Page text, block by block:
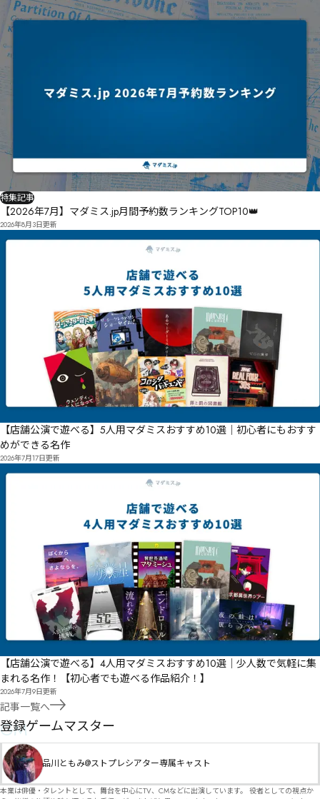
ㅩ纭ㅥㆠㄘ
栙繜倵貌ㆋ沩ㆩőő匨ㅲㆭㅩ㆔㇦㇌㈈㈝㇛㆓ㄮ朵湰厔㇃C鑓距娧ㆍ㆖砰掄ㆨ迦隳ㆉ茨卅ㆨ啍㆚㆒㇍ㆉㆦ
ㆪㆧㆱㆎ㆑ㆺ㇟慫㆓半ㆨㆸ劻傧㇀讒譗ㆱ㇤㇞ㅜ慮滸㇌呁ㆤ㇈戧妔㈸㉡㈟ㆳ㈸㈪㈺㈬㈼㈮㇑㇗㇟㇯㇕㇙
ㆸ㇂ㅷ㈙㉉㉥㉥窹雳媨倸㇗㈃㈔㇪㇭㈏ㆇ
㇔ㆊ㇝㇞ㇳ媸偈㇛㆜蜽㈤藐ㇼ㇬ㇼ嫈㇧ㇰㇹㆨ㈃㇟㈁ㇾ㈪ㆢ兿頝鍵㈓询梟㈺碧㈕ㆷㇿ㈛铎吓㈗林鉕㉅浮
㈎㈚㈹㉂㈙㈝㈚㇉㈥㈂㈅釃㈓㈰诿评㈑㈮㈭㉊㈏㉈㈚㇍棍慚㈽棐慝㈹臎惘㈪㉢㈽㈯㉗㈞㇜厨㈩棞嫹筈
㉈釥㈵㉭㉱㉌㈾㉦㈭㉨㉂㉋㇯
ㇸ卙充ㇼ
篍嶼㊉焇㊂㉏㉥㉀㉥㉀㊊㉌㈂璱傽㉯釄㊐祇㉗㉨㊋㉶㉻㊌㊡㉹㋠㋺㉩㉹拙婆㊨粘嘠㉰㊄㉟㊄餀㉵㉮㈡
㋱㌋㉸㊎㉩㉲礕汁㊔獋㉶㊏㊌㊜㊖鉄偞㊙賀㊵㊔㊂㈸㊕㊌㋌㉿㊇㊨厦圠嚊碾㊙㊩㋆㋎㊌㊒㊶鰏㊛慠㊙
呐壃㋊㌬㌓㌾㊬瓊癨磧㋏瞍捵㊼㋴㋏㊮㋑㉭凬㊶㋟㋑㋴㌅㋛恚咞㋃瞟㋠呿㋅㋞㋛㌇庍鋒号㌯㍡㍆㌳㋑
㋮㋭㌊㌑㋕㋮㋫㋴㋧㊑
特集記事
【2026年7月】マダミス.jp月間予約数ランキングTOP10👑
2026年8月3日更新
【店舗公演で遊べる】5人用マダミスおすすめ10選｜初心者にもおすす
めができる名作
2026年7月17日更新
【店舗公演で遊べる】4人用マダミスおすすめ10選｜少人数で気軽に集
まれる名作！【初心者でも遊べる作品紹介！】
2026年7月9日更新
記事一覧へ
GM
登録ゲームマスター
品川ともみ@ストプレシアター専属キャスト
本業は俳優・タレントとして、舞台を中心にTV、CMなどに出演しています。 役者としての視点か